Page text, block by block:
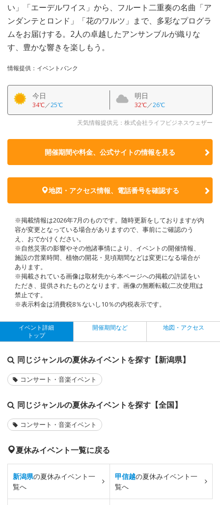
い」「エーデルワイス」から、フルート二重奏の名曲「ア
ンダンテとロンド」「花のワルツ」まで、多彩なプログラ
ムをお届けする。2人の卓越したアンサンブルが織りな
す、豊かな響きを楽しもう。
情報提供：イベントバンク
今日
34℃／25℃
明日
32℃／26℃
天気情報提供元：株式会社ライフビジネスウェザー
開催期間や料金、公式サイトの情報を見る
地図・アクセス情報、電話番号を確認する
※掲載情報は2026年7月のものです。随時更新をしておりますが内
容が変更となっている場合がありますので、事前にご確認のう
え、おでかけください。
※自然災害の影響やその他諸事情により、イベントの開催情報、
施設の営業時間、植物の開花・見頃期間などは変更になる場合が
あります。
※掲載されている画像は取材先から本ページへの掲載の許諾をい
ただき、提供されたものとなります。画像の無断転載(二次使用)は
禁止です。
※表示料金は消費税8％ないし10％の内税表示です。
イベント詳細
トップ
開催期間など 地図・アクセス
同じジャンルの夏休みイベントを探す【新潟県】
コンサート・音楽イベント
同じジャンルの夏休みイベントを探す【全国】
コンサート・音楽イベント
夏休みイベント一覧に戻る
新潟県の夏休みイベント一
覧へ
甲信越の夏休みイベント一
覧へ